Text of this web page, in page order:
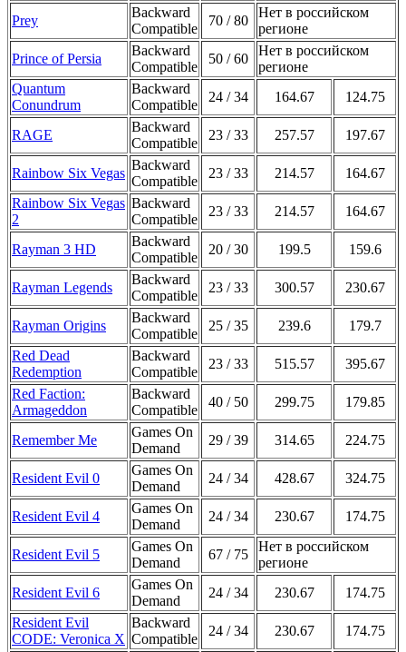
Prey
Backward
Compatible
70 / 80
Нет в российском
регионе
Prince of Persia
Backward
Compatible
50 / 60
Нет в российском
регионе
Quantum
Conundrum
Backward
Compatible
24 / 34 164.67 124.75
RAGE
Backward
Compatible
23 / 33 257.57 197.67
Rainbow Six Vegas
Backward
Compatible
23 / 33 214.57
164.67
Rainbow Six Vegas
2
Backward
Compatible
23 / 33 214.57 164.67
Rayman 3 HD
Backward
Compatible
20 / 30 199.5 159.6
Rayman Legends
Backward
Compatible
23 / 33 300.57 230.67
Rayman Origins
Backward
Compatible
25 / 35 239.6
179.7
Red Dead
Redemption
Backward
Compatible
23 / 33 515.57
395.67
Red Faction:
Armageddon
Backward
Compatible
40 / 50 299.75 179.85
Remember Me
Games On
Demand
29 / 39 314.65 224.75
Resident Evil 0
Games On
Demand
24 / 34 428.67 324.75
Resident Evil 4
Games On
Demand
24 / 34 230.67 174.75
Resident Evil 5
Games On
Demand
67 / 75
Нет в российском
регионе
Resident Evil 6
Games On
Demand
24 / 34 230.67
174.75
Resident Evil
CODE: Veronica X
Backward
Compatible
24 / 34 230.67 174.75